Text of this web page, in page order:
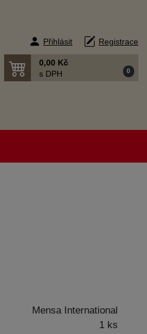
Přihlásit Registrace
0,00 Kč
s DPH
0
Mensa International
1 ks